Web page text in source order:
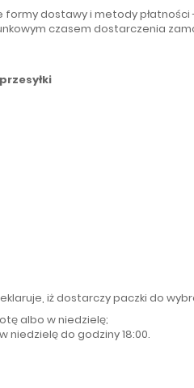
dostawy i metody
czasem dostarczenia
iż dostarczy paczki do
albo w niedzielę;
niedzielę do godziny 18:00.